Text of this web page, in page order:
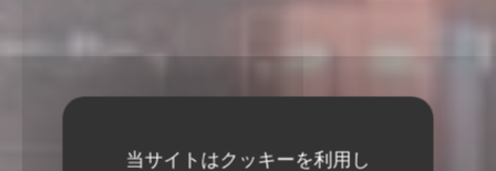
当サイトはクッキーを利用し